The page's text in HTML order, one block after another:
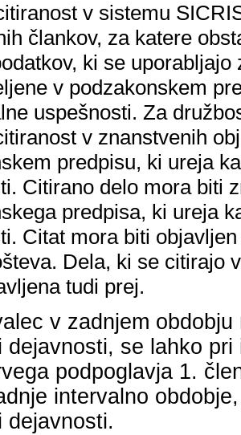
v sistemu
člankov, za katere
ki se
v podzakonskem
uspešnosti. Za
v znanstvenih
predpisu, ki ureja
Citirano delo mora biti
predpisa, ki ureja
Citat mora biti
Dela, ki se citirajo
tudi prej.
v zadnjem
dejavnosti, se lahko
podpoglavja 1.
intervalno
dejavnosti.